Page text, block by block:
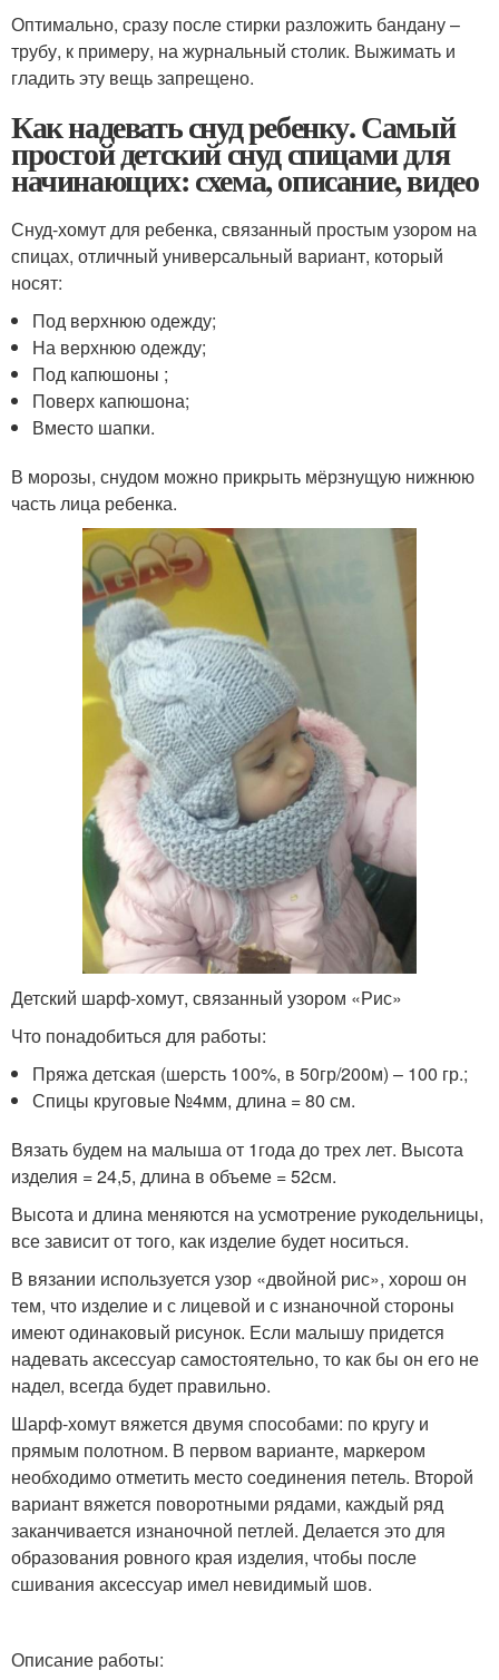
Оптимально, сразу после стирки разложить бандану –
трубу, к примеру, на журнальный столик. Выжимать и
гладить эту вещь запрещено.
Как надевать снуд ребенку. Самый
простой детский снуд спицами для
начинающих: схема, описание, видео
Снуд-хомут для ребенка, связанный простым узором на
спицах, отличный универсальный вариант, который
носят:
Под верхнюю одежду;
На верхнюю одежду;
Под капюшоны ;
Поверх капюшона;
Вместо шапки.
В морозы, снудом можно прикрыть мёрзнущую нижнюю
часть лица ребенка.
Детский шарф-хомут, связанный узором «Рис»
Что понадобиться для работы:
Пряжа детская (шерсть 100%, в 50гр/200м) – 100 гр.;
Спицы круговые №4мм, длина = 80 см.
Вязать будем на малыша от 1года до трех лет. Высота
изделия = 24,5, длина в объеме = 52см.
Высота и длина меняются на усмотрение рукодельницы,
все зависит от того, как изделие будет носиться.
В вязании используется узор «двойной рис», хорош он
тем, что изделие и с лицевой и с изнаночной стороны
имеют одинаковый рисунок. Если малышу придется
надевать аксессуар самостоятельно, то как бы он его не
надел, всегда будет правильно.
Шарф-хомут вяжется двумя способами: по кругу и
прямым полотном. В первом варианте, маркером
необходимо отметить место соединения петель. Второй
вариант вяжется поворотными рядами, каждый ряд
заканчивается изнаночной петлей. Делается это для
образования ровного края изделия, чтобы после
сшивания аксессуар имел невидимый шов.
Описание работы: